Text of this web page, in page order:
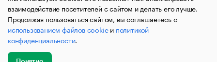
и материалы информационного агентства «РБК»
(зарегистрировано Федеральной службой по надзору в сфере
связи, информационных технологий и массовых
коммуникаций (Роскомнадзор) 09.12.2015 за номером ИА
№ФС77-63848) сопровождаются пометкой «РБК». Отдельные
публикации могут содержать информацию,
не предназначенную для пользователей
взаимодействие посетителей с сайтом и делать его лучше.
Продолжая пользоваться сайтом, вы соглашаетесь с
использованием файлов cookieи политикой
конфиденциальности.